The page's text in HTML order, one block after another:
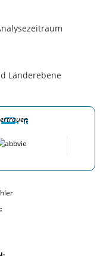
Länderebene